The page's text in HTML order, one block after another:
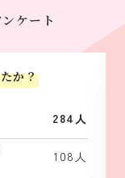
ケート
か？
284人
108人